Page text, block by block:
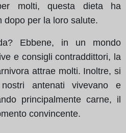
molti, questa dieta ha
dopo per la loro salute.
Ebbene, in un mondo
e consigli contraddittori, la
attrae molti. Inoltre, si
antenati vivevano e
principalmente carne, il
convincente.